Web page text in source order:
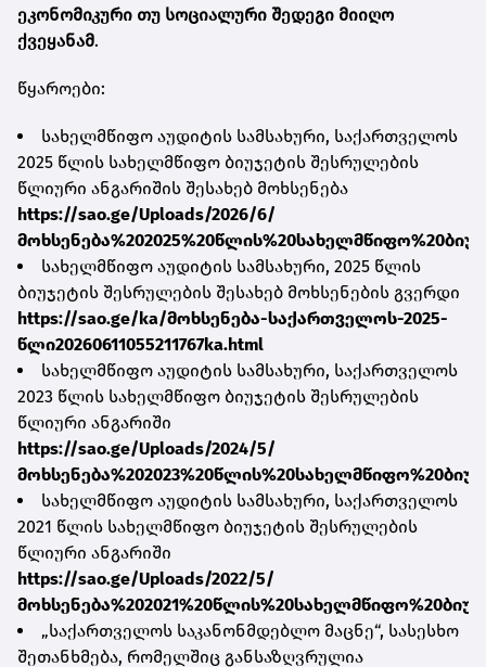
ეკონომიკური თუ სოციალური შედეგი მიიღო
ქვეყანამ.
წყაროები:
სახელმწიფო აუდიტის სამსახური, საქართველოს
2025 წლის სახელმწიფო ბიუჯეტის შესრულების
წლიური ანგარიშის შესახებ მოხსენება
https://sao.ge/Uploads/2026/6/
სახელმწიფო აუდიტის სამსახური, 2025 წლის
ბიუჯეტის შესრულების შესახებ მოხსენების გვერდი
https://sao.ge/ka/მოხსენება-საქართველოს-2025-
წლი20260611055211767ka.html
სახელმწიფო აუდიტის სამსახური, საქართველოს
2023 წლის სახელმწიფო ბიუჯეტის შესრულების
წლიური ანგარიში
https://sao.ge/Uploads/2024/5/
სახელმწიფო აუდიტის სამსახური, საქართველოს
2021 წლის სახელმწიფო ბიუჯეტის შესრულების
წლიური ანგარიში
https://sao.ge/Uploads/2022/5/
„საქართველოს საკანონმდებლო მაცნე“, სასესხო
შეთანხმება, რომელშიც განსაზღვრულია